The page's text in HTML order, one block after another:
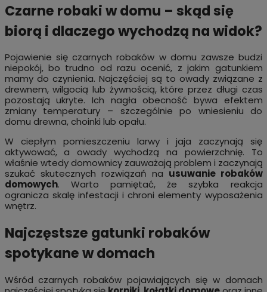
Czarne robaki w domu – skąd się
biorą i dlaczego wychodzą na widok?
Pojawienie się czarnych robaków w domu zawsze budzi
niepokój, bo trudno od razu ocenić, z jakim gatunkiem
mamy do czynienia. Najczęściej są to owady związane z
drewnem, wilgocią lub żywnością, które przez długi czas
pozostają ukryte. Ich nagła obecność bywa efektem
zmiany temperatury – szczególnie po wniesieniu do
domu drewna, choinki lub opału.
W ciepłym pomieszczeniu larwy i jaja zaczynają się
aktywować, a owady wychodzą na powierzchnię. To
właśnie wtedy domownicy zauważają problem i zaczynają
szukać skutecznych rozwiązań na usuwanie robaków
domowych. Warto pamiętać, że szybka reakcja
ogranicza skalę infestacji i chroni elementy wyposażenia
wnętrz.
Najczęstsze gatunki robaków
spotykane w domach
Wśród czarnych robaków pojawiających się w domach